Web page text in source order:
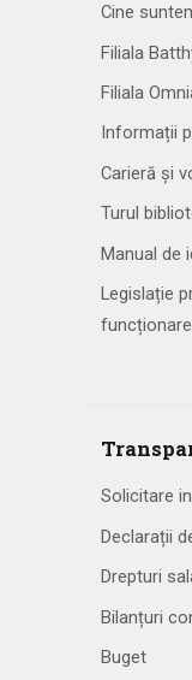
Cine
Filiala
Filiala
Informații
Carieră și
Turul
Manual de
Legislație
Solicitare
Declarații
Drepturi
Bilanțuri
Buget